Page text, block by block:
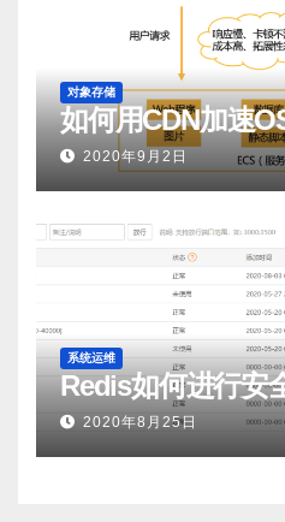
对象存储
如何用CDN加速
2020年9月2日
系统运维
Redis如何进行安
2020年8月25日